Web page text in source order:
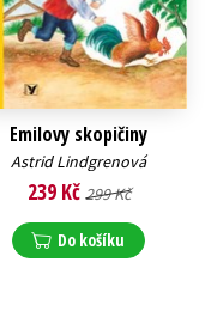
Emilovy skopičiny
Astrid Lindgrenová
239 Kč 299 Kč
Do košíku